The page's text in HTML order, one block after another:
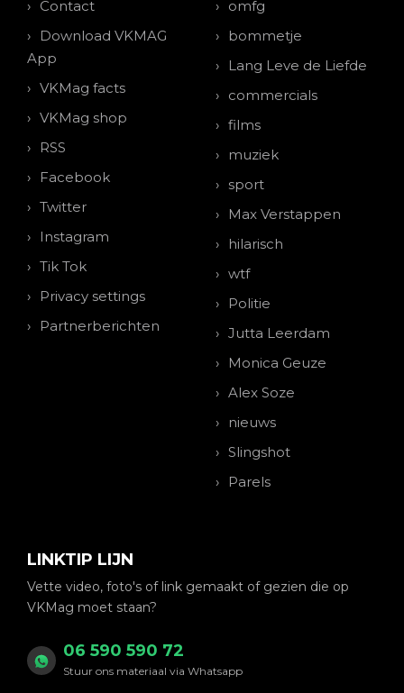
Contact
Download VKMAG
App
VKMag facts
VKMag shop
RSS
Facebook
Twitter
Instagram
Tik Tok
Privacy settings
Partnerberichten
omfg
bommetje
Lang Leve de Liefde
commercials
films
muziek
sport
Max Verstappen
hilarisch
wtf
Politie
Jutta Leerdam
Monica Geuze
Alex Soze
nieuws
Slingshot
Parels
LINKTIP LIJN
Vette video, foto's of link gemaakt of gezien die op
VKMag moet staan?
06 590 590 72
Stuur ons materiaal via Whatsapp